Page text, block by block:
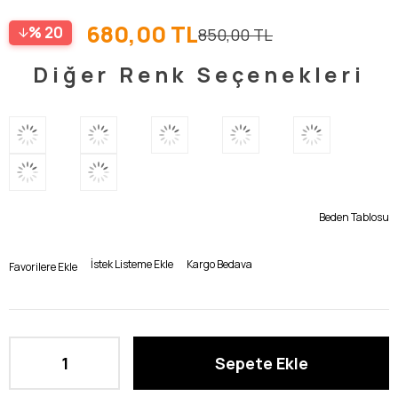
20 850,00 TL
680,00 TL
Diğer Renk Seçenekleri
Beden Tablosu
Favorilere Ekle İstek Listeme Ekle Kargo Bedava